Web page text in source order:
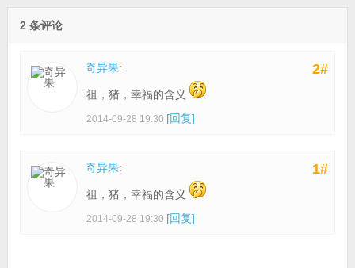
2 条评论
2#
奇异果:
祖，猪，幸福的含义
2014-09-28 19:30 [回复]
1#
奇异果:
祖，猪，幸福的含义
2014-09-28 19:30 [回复]